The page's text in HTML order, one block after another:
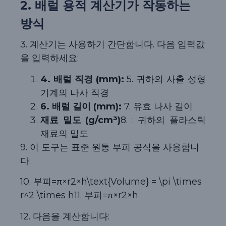
2. 배럴 용적 계산기가 작동하는
방식
3. 계산기는 사용하기 간단합니다. 다음 입력값
을 입력하세요:
4. 배럴 직경 (mm):5. 귀하의 사출 성형
기계의 나사 직경
6. 배럴 길이 (mm): 7. 유효 나사 길이
재료 밀도 (g/cm³)8. : 귀하의 플라스틱
재료의 밀도
9. 이 도구는 표준 원통 부피 공식을 사용합니
다:
10. 부피=π×r2×h\text{Volume} = \pi \times
r^2 \times h11. 부피=π×r2× h
12. 다음을 계산합니다: